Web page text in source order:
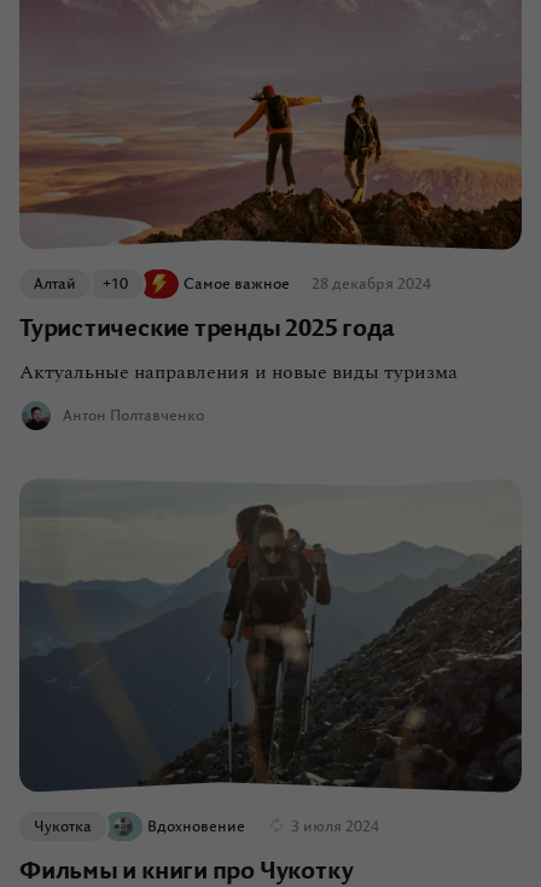
Самое важное
+10
Алтай 28 декабря 2024
Туристические тренды 2025 года
Актуальные направления и новые виды туризма
Антон Полтавченко
Вдохновение
Чукотка 3 июля 2024
Фильмы и книги про Чукотку